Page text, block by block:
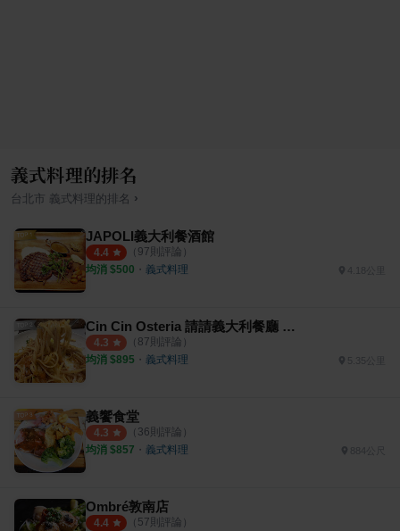
義式料理的排名
台北市 義式料理的排名 ›
JAPOLI義大利餐酒館
4.4 （ 97則評論）
均消 $500 ・ 義式料理 4.18公里
Cin Cin Osteria 請請義大利餐廳 慶城店
4.3 （ 87則評論）
均消 $895 ・ 義式料理 5.35公里
義饗食堂
4.3 （ 36則評論）
均消 $857 ・ 義式料理 884公尺
Ombré敦南店
4.4 （ 57則評論）